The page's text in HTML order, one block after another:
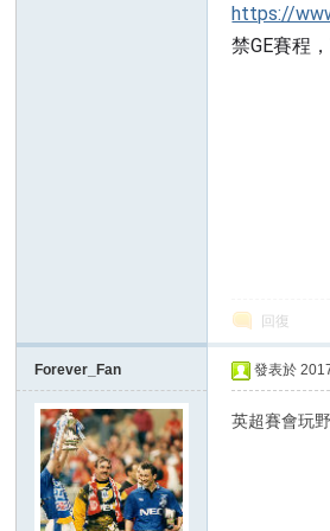
https://
禁GE賽程
回復
Forever_Fan 發表於
英超賽會玩